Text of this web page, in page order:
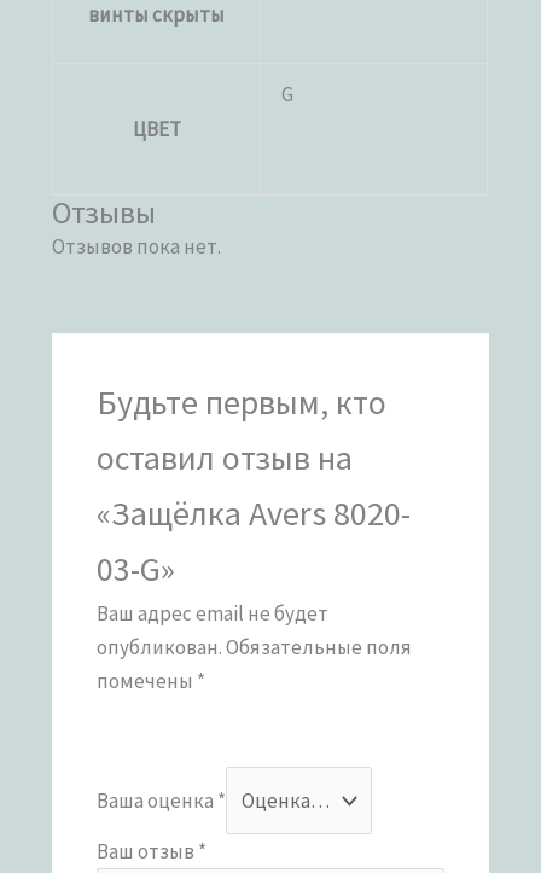
винты скрыты
ЦВЕТ
G
Отзывы
Отзывов пока нет.
Будьте первым, кто
оставил отзыв на
«Защёлка Avers 8020-
03-G»
Ваш адрес email не будет
опубликован.Обязательные поля
помечены *
Ваша оценка *
Ваш отзыв *